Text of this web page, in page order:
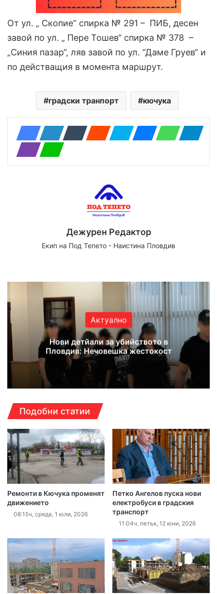
От ул. „ Скопие“ спирка № 291 – ПИБ, десен
завой по ул. „ Пере Тошев“ спирка № 378 –
„Синия пазар“, ляв завой по ул. “Даме Груев“ и
по действащия в момента маршрут.
градски транпорт кючука
Дежурен Редактор
Екип на Под Тепето - Наистина Пловдив
Актуално
Нови детйали за убийството в
Пловдив: Нечовешка жестокост
Подобни статии
Ремонти в Кючука променят
движението
08:15ч, сряда, 1 юли, 2026
Петко Ангелов пуска нови
електробуси в градския
транспорт
11:04ч, петък, 12 юни, 2026